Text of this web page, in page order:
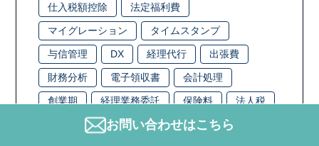
仕入税額控除 法定福利費
マイグレーション タイムスタンプ
与信管理 DX 経理代行 出張費
財務分析 電子領収書 会計処理
創業期 経理業務委託 保険料 法人税
仕訳 人手不足 経理業務
お問い合わせはこちら